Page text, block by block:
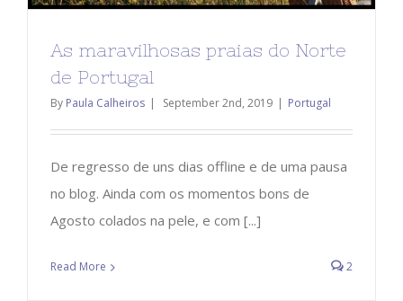
As maravilhosas praias do Norte
de Portugal
By Paula Calheiros | September 2nd, 2019 | Portugal
De regresso de uns dias offline e de uma pausa
no blog. Ainda com os momentos bons de
Agosto colados na pele, e com [...]
Read More 2